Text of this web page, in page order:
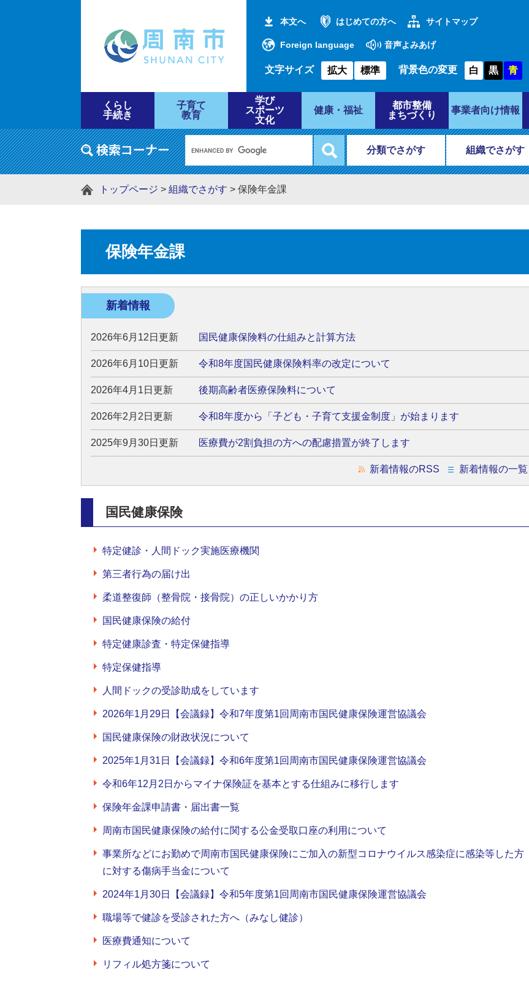
本文へ はじめての方へ サイトマップ
Foreign language 音声よみあげ
文字サイズ 拡大 標準 背景色の変更 白 黒 青
くらし
手続き
子育て
教育
学び
スポーツ
文化
健康・福祉
都市整備
まちづくり
事業者向け情報
分類でさがす 組織でさがす
トップページ > 組織でさがす > 保険年金課
保険年金課
新着情報
2026年6月12日更新 国民健康保険料の仕組みと計算方法
2026年6月10日更新 令和8年度国民健康保険料率の改定について
2026年4月1日更新 後期高齢者医療保険料について
2026年2月2日更新 令和8年度から「子ども・子育て支援金制度」が始まります
2025年9月30日更新 医療費が2割負担の方への配慮措置が終了します
新着情報のRSS 新着情報の一覧
国民健康保険
特定健診・人間ドック実施医療機関
第三者行為の届け出
柔道整復師（整骨院・接骨院）の正しいかかり方
国民健康保険の給付
特定健康診査・特定保健指導
特定保健指導
人間ドックの受診助成をしています
2026年1月29日【会議録】令和7年度第1回周南市国民健康保険運営協議会
国民健康保険の財政状況について
2025年1月31日【会議録】令和6年度第1回周南市国民健康保険運営協議会
令和6年12月2日からマイナ保険証を基本とする仕組みに移行します
保険年金課申請書・届出書一覧
周南市国民健康保険の給付に関する公金受取口座の利用について
事業所などにお勤めで周南市国民健康保険にご加入の新型コロナウイルス感染症に感染等した方
に対する傷病手当金について
2024年1月30日【会議録】令和5年度第1回周南市国民健康保険運営協議会
職場等で健診を受診された方へ（みなし健診）
医療費通知について
リフィル処方箋について